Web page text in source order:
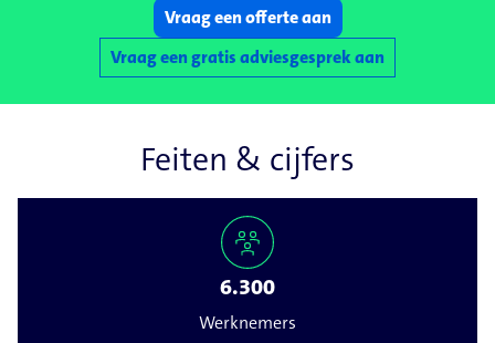
Vraag een offerte aan
Vraag een gratis adviesgesprek aan
Feiten & cijfers
6.300
Werknemers